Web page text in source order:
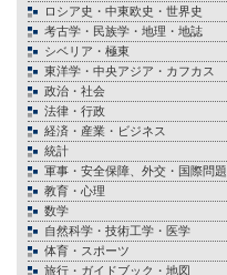
ロシア史・中東欧史・世界史
考古学・民族学・地理・地誌
シベリア・極東
東洋学・中央アジア・カフカス
政治・社会
法律・行政
経済・産業・ビジネス
統計
軍事・安全保障、外交・国際問題
教育・心理
数学
自然科学・技術工学・医学
体育・スポーツ
旅行・ガイドブック・地図